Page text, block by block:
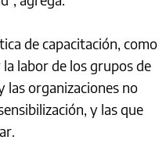
de capacitación, como
labor de los grupos de
las organizaciones no
y las que